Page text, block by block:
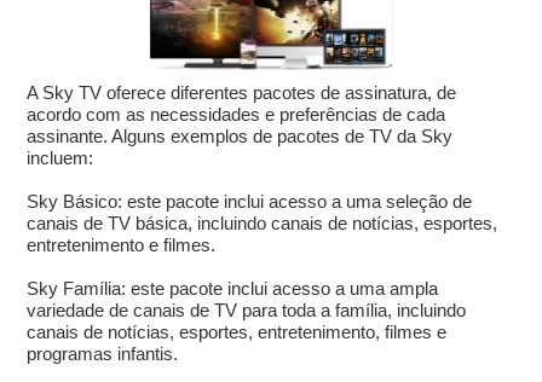
A Sky TV oferece diferentes pacotes de assinatura, de
acordo com as necessidades e preferências de cada
assinante. Alguns exemplos de pacotes de TV da Sky
incluem:
Sky Básico: este pacote inclui acesso a uma seleção de
canais de TV básica, incluindo canais de notícias, esportes,
entretenimento e filmes.
Sky Família: este pacote inclui acesso a uma ampla
variedade de canais de TV para toda a família, incluindo
canais de notícias, esportes, entretenimento, filmes e
programas infantis.